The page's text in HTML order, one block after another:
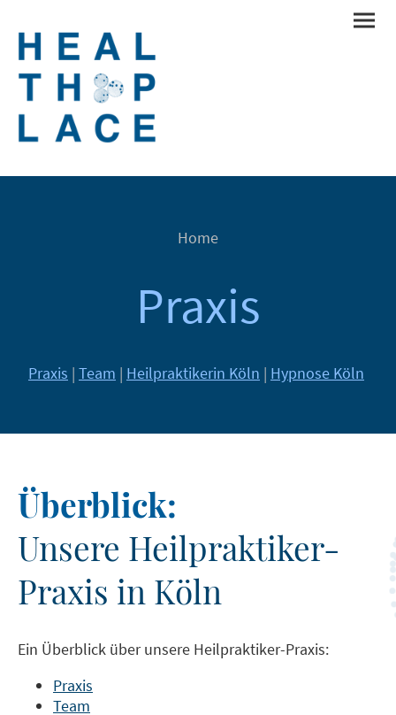
Home
Praxis
Praxis | Team | Heilpraktikerin Köln | Hypnose Köln
Überblick:
Unsere Heilpraktiker-
Praxis in Köln
Ein Überblick über unsere Heilpraktiker-Praxis:
Praxis
Team